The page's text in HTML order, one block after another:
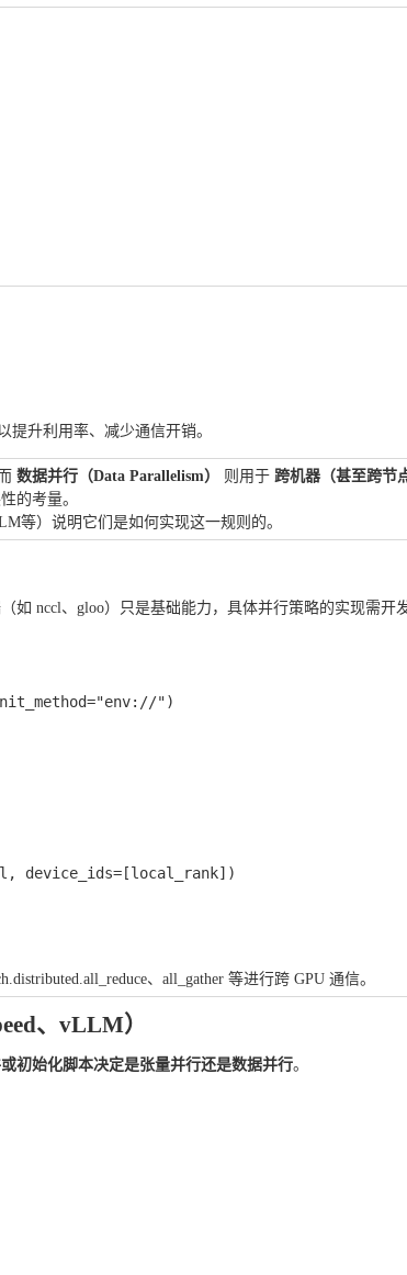
提升利用率、减少通信开销。
数据并行（Data Parallelism） 则用于 跨机器（甚至跨节
的考量。
LM等）说明它们是如何实现这一规则的。
如 nccl、 gloo）只是基础能力，具体并行策略的实现需开
")
、 all_gather 等进行跨 GPU 通信。
、vLLM）
初始化脚本决定是张量并行还是数据并行。